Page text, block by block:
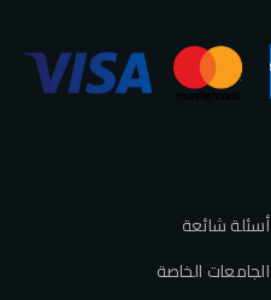
أسئلة شائعة
الجامعات الخاصة